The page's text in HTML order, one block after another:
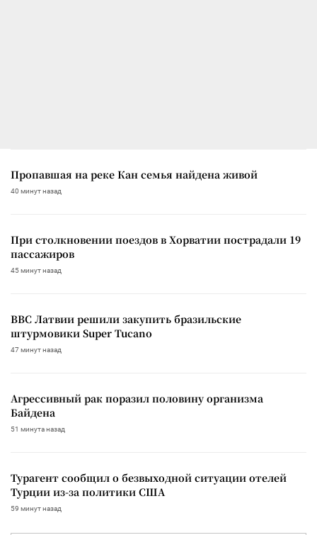
Пропавшая на реке Кан семья найдена живой
40 минут назад
При столкновении поездов в Хорватии пострадали 19
пассажиров
45 минут назад
ВВС Латвии решили закупить бразильские
штурмовики Super Tucano
47 минут назад
Агрессивный рак поразил половину организма
Байдена
51 минута назад
Турагент сообщил о безвыходной ситуации отелей
Турции из-за политики США
59 минут назад